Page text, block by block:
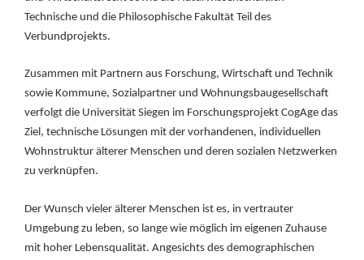
Technische und die Philosophische Fakultät Teil des
Verbundprojekts.
Zusammen mit Partnern aus Forschung, Wirtschaft und Technik
sowie Kommune, Sozialpartner und Wohnungsbaugesellschaft
verfolgt die Universität Siegen im Forschungsprojekt CogAge das
Ziel, technische Lösungen mit der vorhandenen, individuellen
Wohnstruktur älterer Menschen und deren sozialen Netzwerken
zu verknüpfen.
Der Wunsch vieler älterer Menschen ist es, in vertrauter
Umgebung zu leben, so lange wie möglich im eigenen Zuhause
mit hoher Lebensqualität. Angesichts des demographischen